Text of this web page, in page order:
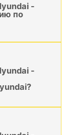
-
по
-